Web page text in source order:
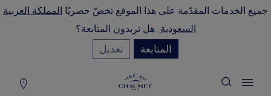
جميع الخدمات المقدّمة على هذا الموقع تخصّ حصريًا المملكة العربية
السعودية. هل تريدون المتابعة؟
المتابعة تعديل
YOUR CART IS EMPTY